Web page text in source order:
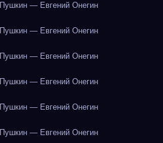
— Евгений Онегин
— Евгений Онегин
— Евгений Онегин
— Евгений Онегин
— Евгений Онегин
— Евгений Онегин